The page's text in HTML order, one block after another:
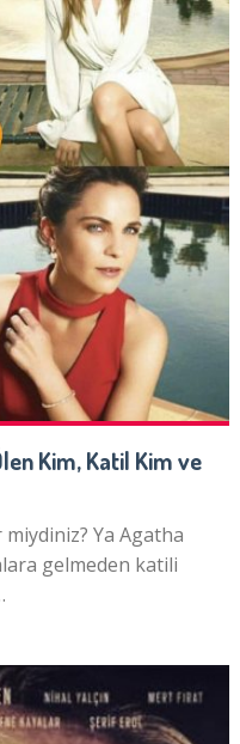
Kim, Katil Kim ve
Ya Agatha
gelmeden katili